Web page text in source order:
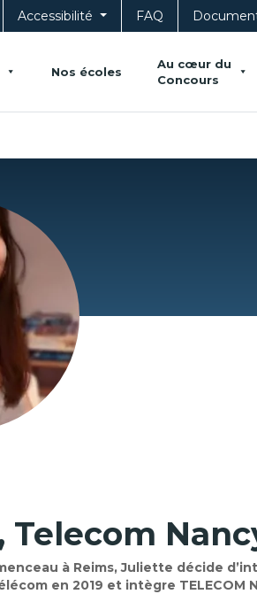
Accessibilité FAQ
Nos écoles
Au cœur du
Concours
Telecom
à Reims, Juliette décide
en 2019 et intègre TELECOM